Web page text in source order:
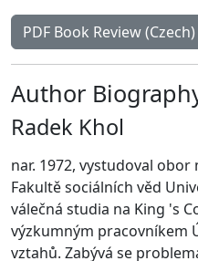
PDF Book Review (Czech)
Author
Radek Khol
nar. 1972, vystudoval
Fakultě sociálních věd
válečná studia na King 's
výzkumným pracovníkem
vztahů. Zabývá se